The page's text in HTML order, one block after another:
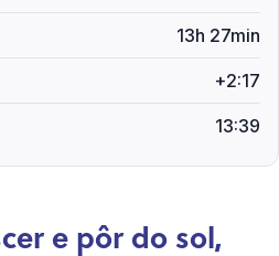
13h 27min
+2:17
13:39
e pôr do sol,